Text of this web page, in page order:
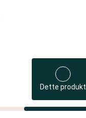
Dette produkt